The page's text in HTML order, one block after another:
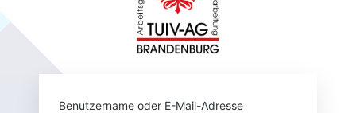
Benutzername oder E-Mail-Adresse